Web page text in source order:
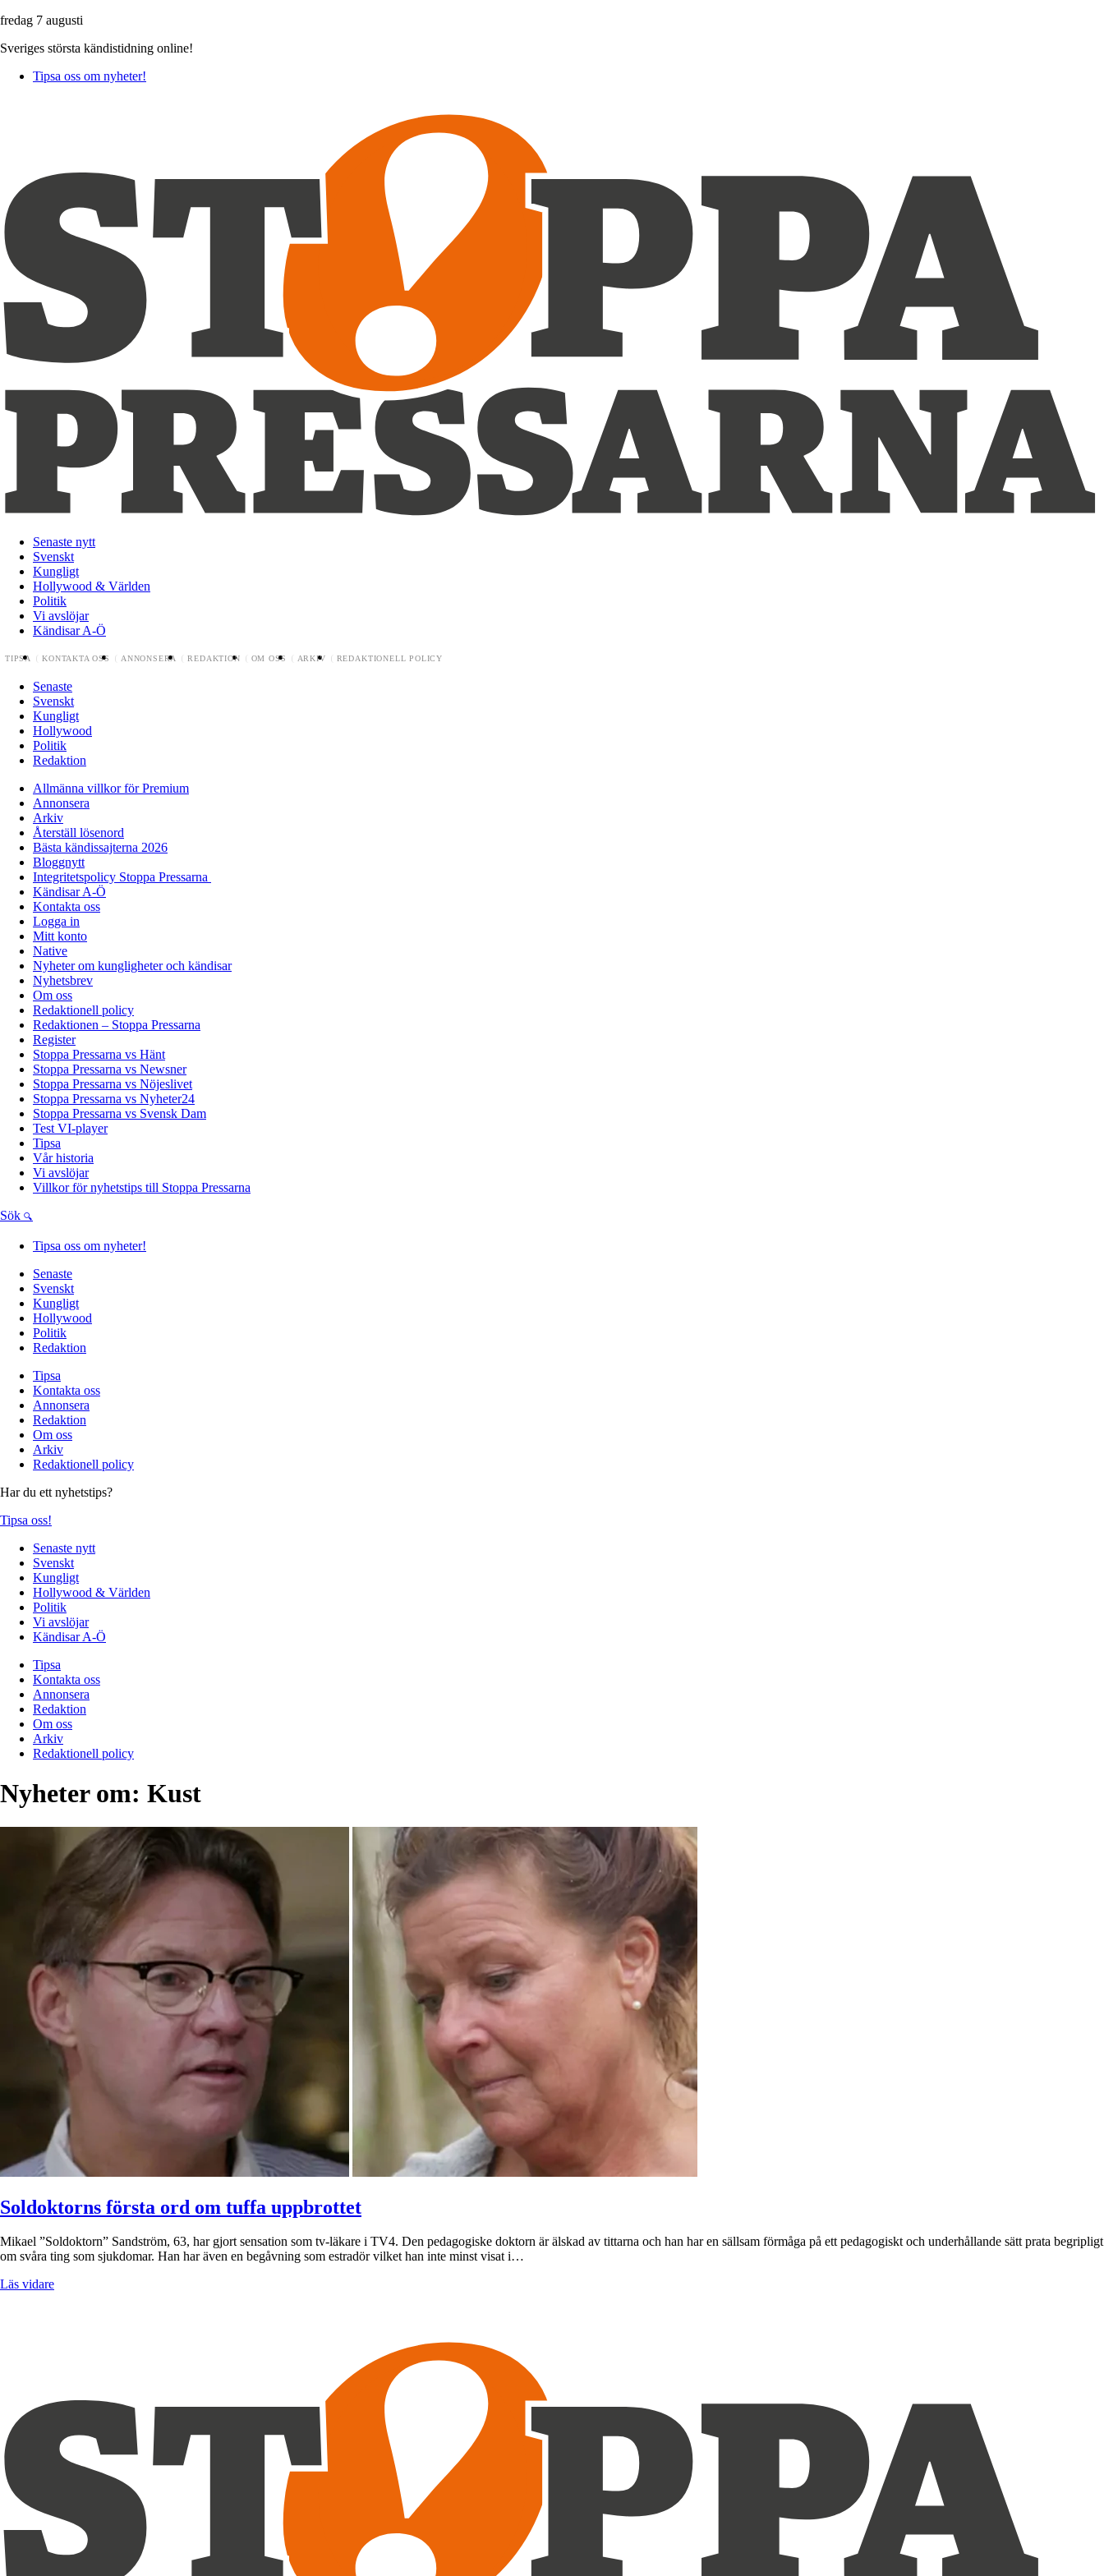
fredag 7 augusti
Sveriges största kändistidning online!
Tipsa oss om nyheter!
Senaste nytt
Svenskt
Kungligt
Hollywood & Världen
Politik
Vi avslöjar
Kändisar A-Ö
TIPSA KONTAKTA OSS ANNONSERA REDAKTION OM OSS ARKIV REDAKTIONELL POLICY
Senaste
Svenskt
Kungligt
Hollywood
Politik
Redaktion
Allmänna villkor för Premium
Annonsera
Arkiv
Återställ lösenord
Bästa kändissajterna 2026
Bloggnytt
Integritetspolicy Stoppa Pressarna
Kändisar A-Ö
Kontakta oss
Logga in
Mitt konto
Native
Nyheter om kungligheter och kändisar
Nyhetsbrev
Om oss
Redaktionell policy
Redaktionen – Stoppa Pressarna
Register
Stoppa Pressarna vs Hänt
Stoppa Pressarna vs Newsner
Stoppa Pressarna vs Nöjeslivet
Stoppa Pressarna vs Nyheter24
Stoppa Pressarna vs Svensk Dam
Test VI-player
Tipsa
Vår historia
Vi avslöjar
Villkor för nyhetstips till Stoppa Pressarna
Sök
Tipsa oss om nyheter!
Senaste
Svenskt
Kungligt
Hollywood
Politik
Redaktion
Tipsa
Kontakta oss
Annonsera
Redaktion
Om oss
Arkiv
Redaktionell policy
Har du ett nyhetstips?
Tipsa oss!
Senaste nytt
Svenskt
Kungligt
Hollywood & Världen
Politik
Vi avslöjar
Kändisar A-Ö
Tipsa
Kontakta oss
Annonsera
Redaktion
Om oss
Arkiv
Redaktionell policy
Nyheter om: Kust
Soldoktorns första ord om tuffa uppbrottet
Mikael ”Soldoktorn” Sandström, 63, har gjort sensation som tv-läkare i TV4. Den pedagogiske doktorn är älskad av tittarna och han har en sällsam förmåga på ett pedagogiskt och underhållande sätt prata begripligt
om svåra ting som sjukdomar. Han har även en begåvning som estradör vilket han inte minst visat i…
Läs vidare